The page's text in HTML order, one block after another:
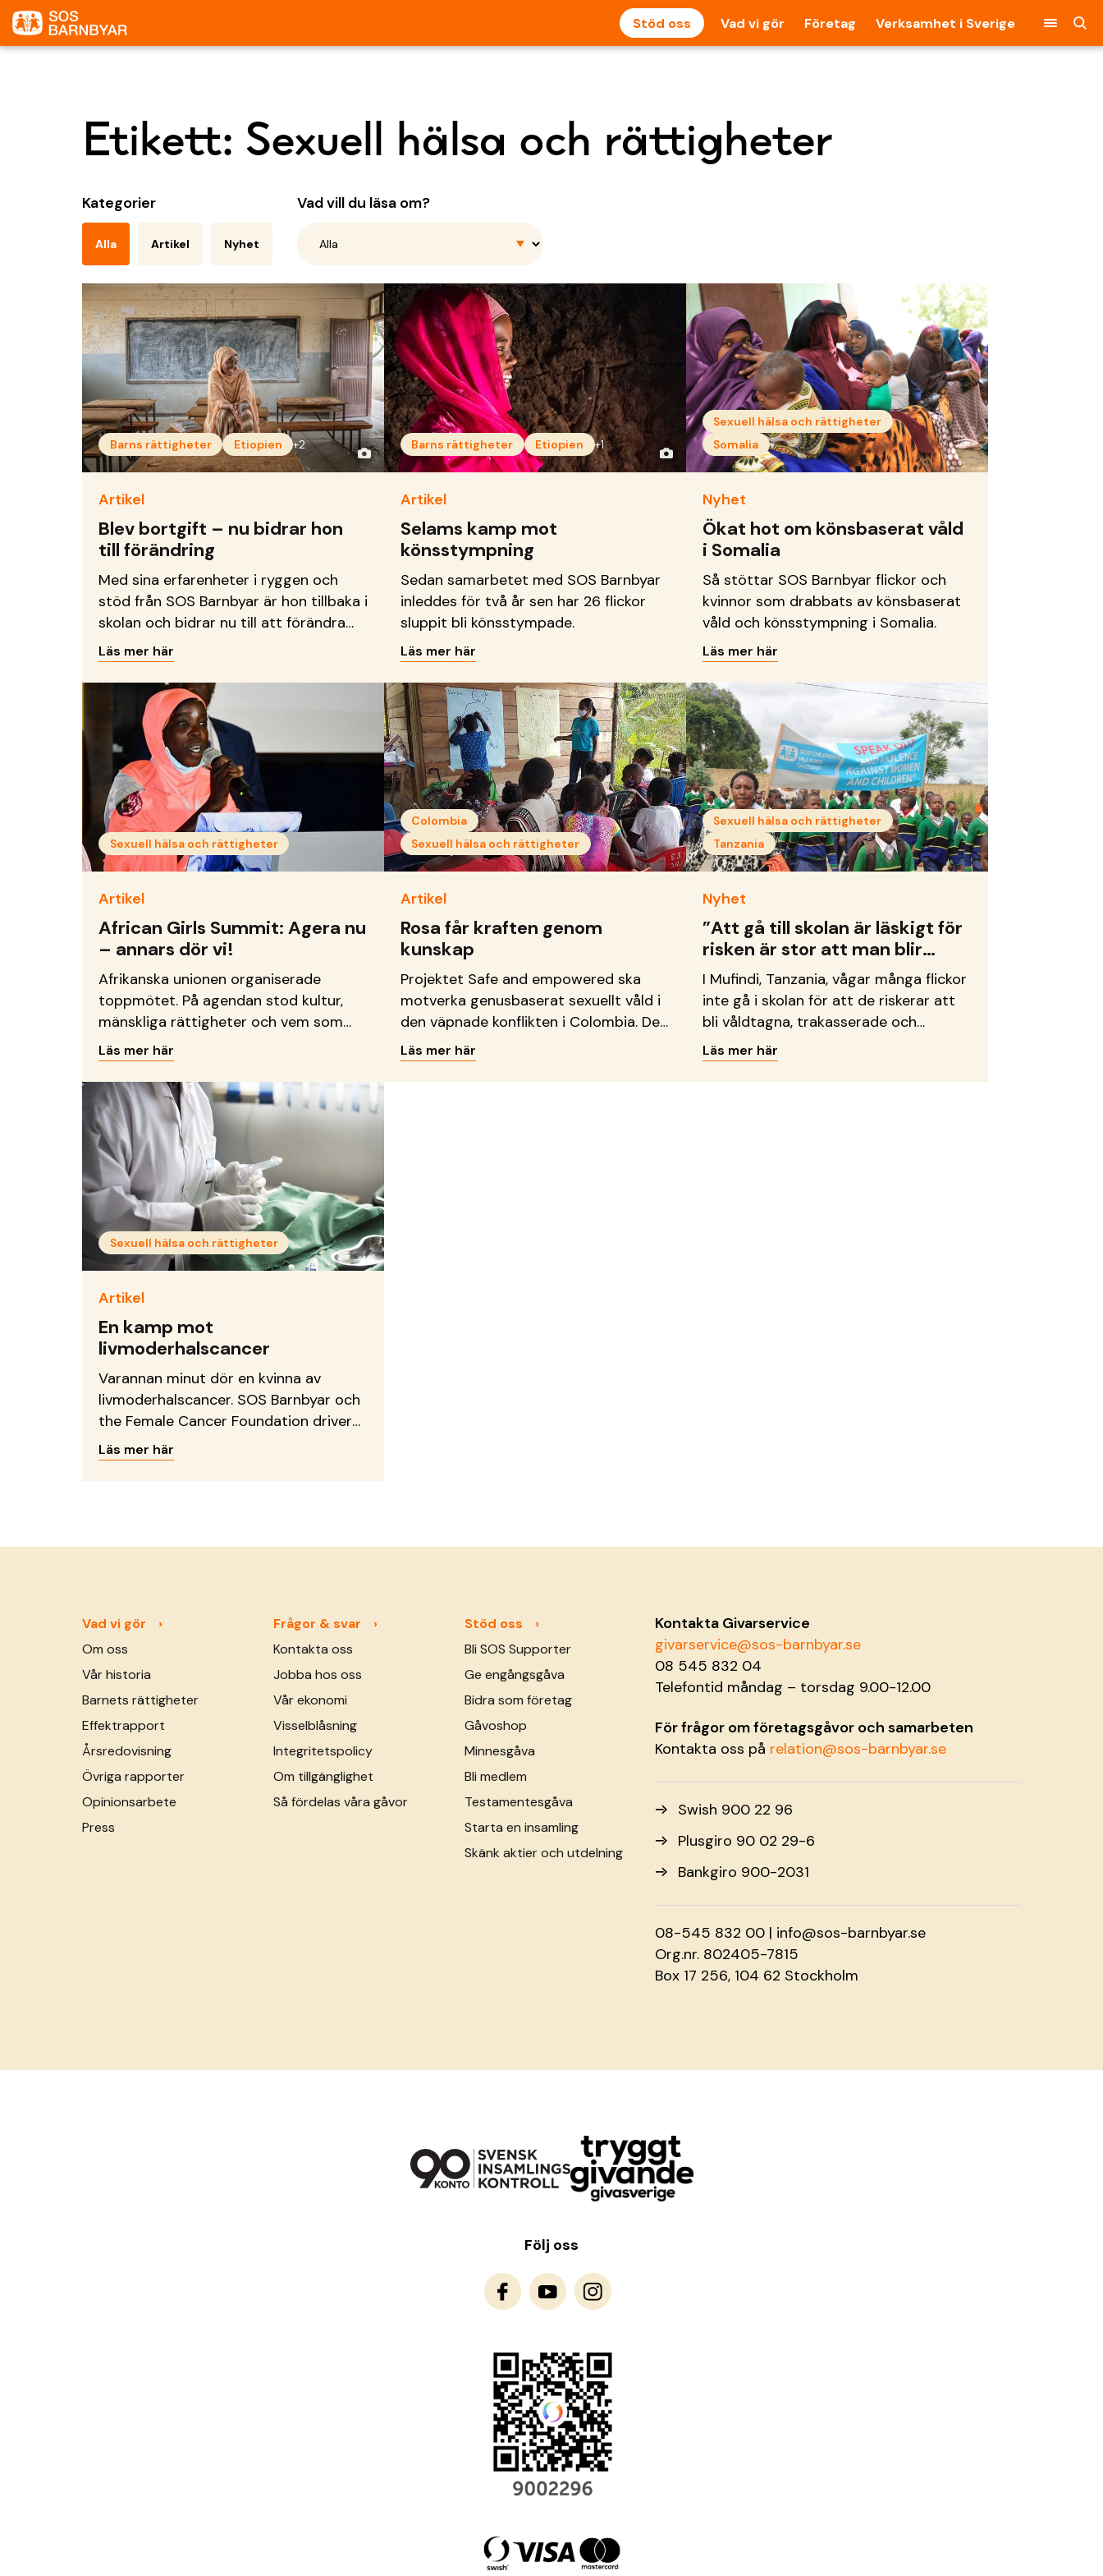
Stöd oss Vad vi gör Företag Verksamhet i Sverige
Etikett: Sexuell hälsa och rättigheter
Kategorier
Alla Artikel Nyhet
Vad vill du läsa om?
Barns rättigheter Etiopien +2
Artikel
Blev bortgift – nu bidrar hon
till förändring
Med sina erfarenheter i ryggen och
stöd från SOS Barnbyar är hon tillbaka i
skolan och bidrar nu till att förändra
situationen och bryta sociala stigman.
Läs mer här
Barns rättigheter Etiopien +1
Artikel
Selams kamp mot
könsstympning
Sedan samarbetet med SOS Barnbyar
inleddes för två år sen har 26 flickor
sluppit bli könsstympade.
Läs mer här
Sexuell hälsa och rättigheter
Somalia
Nyhet
Ökat hot om könsbaserat våld
i Somalia
Så stöttar SOS Barnbyar flickor och
kvinnor som drabbats av könsbaserat
våld och könsstympning i Somalia.
Läs mer här
Sexuell hälsa och rättigheter
Artikel
African Girls Summit: Agera nu
– annars dör vi!
Afrikanska unionen organiserade
toppmötet. På agendan stod kultur,
mänskliga rättigheter och vem som
bär ansvar för att avskaffa de farliga
metoder många flickor i Afrika än idag
utsätts för; som till exempel
barnäktenskap, könsstympning och
könsbaserat våld. Vid toppmötet
presenterade flickor och unga kvinnor
från Afrikanska unionens
medlemsländer ett manifest, riktat till
ledare, de döpt &hellip; <a
href="https://sos-barnbyar.se/african-
girls-summit-agera-nu-annars-dor-
Läs mer här
Colombia
Sexuell hälsa och rättigheter
Artikel
Rosa får kraften genom
kunskap
Projektet Safe and empowered ska
motverka genusbaserat sexuellt våld i
den väpnade konflikten i Colombia. Det
görs genom att öka medvetenheten i
ämnet, stärka de offer som varit
Läs mer här
Sexuell hälsa och rättigheter
Tanzania
Nyhet
”Att gå till skolan är läskigt för
risken är stor att man blir
våldtagen på vägen”
I Mufindi, Tanzania, vågar många flickor
inte gå i skolan för att de riskerar att
bli våldtagna, trakasserade och
diskriminerade. ”Att gå till skolan är
läskigt för risken är stor att man blir
Läs mer här
Sexuell hälsa och rättigheter
Artikel
En kamp mot
livmoderhalscancer
Varannan minut dör en kvinna av
livmoderhalscancer. SOS Barnbyar och
the Female Cancer Foundation driver
ett projekt i Nairobi, Kenya där vi
tillsammans kämpar
problem i utvecklingsländer. En av två
förhindras genom &hellip; <a
href="https://sos-barnbyar.se/en-
kamp-mot-
livmoderhalscancer/">Continued</a>
Läs mer här
Vad vi gör
Om oss
Vår historia
Barnets rättigheter
Effektrapport
Årsredovisning
Övriga rapporter
Opinionsarbete
Press
Frågor & svar
Kontakta oss
Jobba hos oss
Vår ekonomi
Visselblåsning
Integritetspolicy
Om tillgänglighet
Så fördelas våra gåvor
Stöd oss
Bli SOS Supporter
Ge engångsgåva
Bidra som företag
Gåvoshop
Minnesgåva
Bli medlem
Testamentesgåva
Starta en insamling
Skänk aktier och utdelning
Kontakta Givarservice
givarservice@sos-barnbyar.se
08 545 832 04
Telefontid måndag – torsdag 9.00-12.00
För frågor om företagsgåvor och samarbeten
Kontakta oss på relation@sos-barnbyar.se
Swish 900 22 96
Plusgiro 90 02 29-6
Bankgiro 900-2031
08-545 832 00 | info@sos-barnbyar.se
Org.nr. 802405-7815
Box 17 256, 104 62 Stockholm
Följ oss